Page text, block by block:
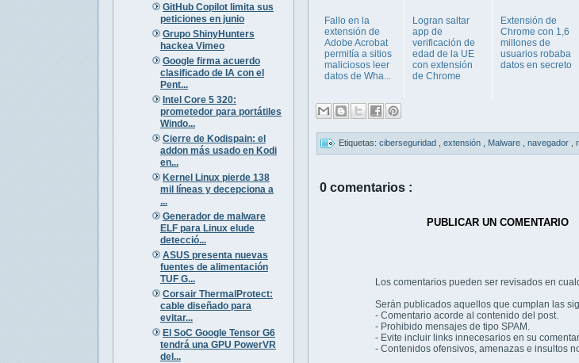
GitHub Copilot limita sus
peticiones en junio
Grupo ShinyHunters
hackea Vimeo
Google firma acuerdo
clasificado de IA con el
Pent...
Intel Core 5 320:
prometedor para portátiles
Windo...
Cierre de Kodispain: el
addon más usado en Kodi
en...
Kernel Linux pierde 138
mil líneas y decepciona a
...
Generador de malware
ELF para Linux elude
detecció...
ASUS presenta nuevas
fuentes de alimentación
TUF G...
Corsair ThermalProtect:
cable diseñado para
evitar...
El SoC Google Tensor G6
tendrá una GPU PowerVR
del...
Fallo en la
extensión de
Adobe Acrobat
permitía a sitios
maliciosos leer
datos de Wha...
Logran saltar
app de
verificación de
edad de la UE
con extensión
de Chrome
Extensión de
Chrome con 1,6
millones de
usuarios robaba
datos en secreto
Etiquetas: ciberseguridad extensión Malware navegador
0 comentarios :
PUBLICAR UN COMENTARIO
Los comentarios pueden ser revisados en
Serán publicados aquellos que cumplan las
- Comentario acorde al contenido del post.
- Prohibido mensajes de tipo SPAM.
- Evite incluir links innecesarios en su
- Contenidos ofensivos, amenazas e insultos